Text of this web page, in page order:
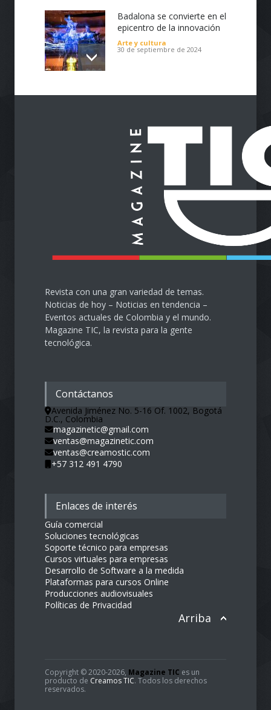
Badalona se convierte en el
epicentro de la innovación
Arte y cultura
30 de septiembre de 2024
Impulsa tu Negocio con
llega al Cesar
Emprendimiento
28 de septiembre de 2024
Protegiendo nuestra visión
en la era digital
Salud 28 de septiembre de 2024
Revista con una gran variedad de temas.
Noticias de hoy – Noticias en tendencia –
Eventos actuales de Colombia y el mundo.
Magazine TIC, la revista para la gente
tecnológica.
Contáctanos
Avenida Jiménez No. 5-16 Of. 1002, Bogotá
D.C., Colombia
magazinetic@gmail.com
ventas@magazinetic.com
ventas@creamostic.com
+57 312 491 4790
Enlaces de interés
Guía comercial
Soluciones tecnológicas
Soporte técnico para empresas
Cursos virtuales para empresas
Desarrollo de Software a la medida
Plataformas para cursos Online
Producciones audiovisuales
Políticas de Privacidad
Arriba
Copyright © 2020-2026,Magazine TIC es un
producto de Creamos TIC. Todos los derechos
reservados.